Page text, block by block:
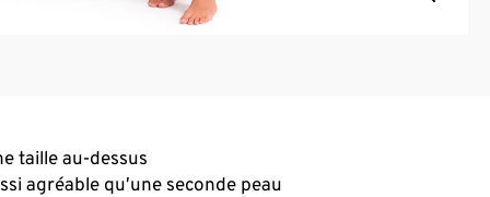
taille au-dessus
agréable qu’une seconde peau